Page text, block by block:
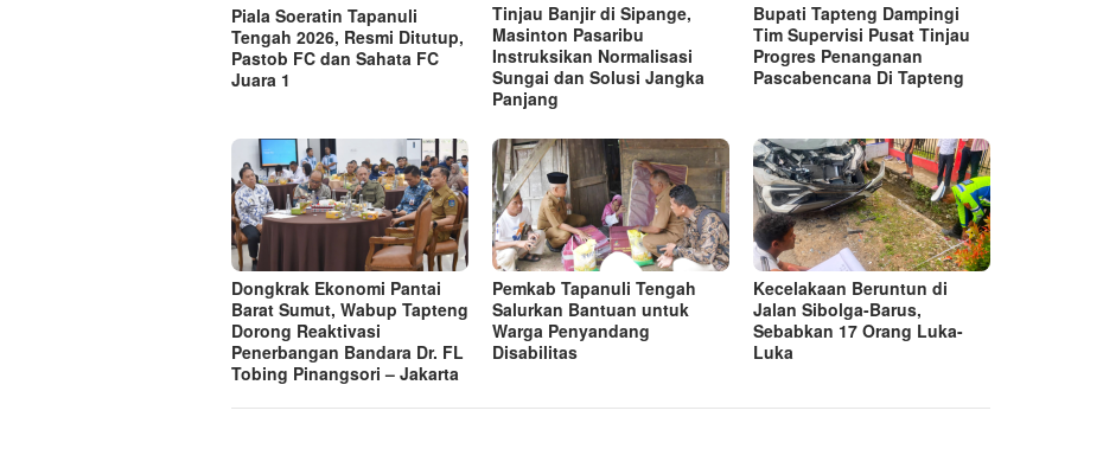
Piala Soeratin Tapanuli
Tengah 2026, Resmi Ditutup,
Pastob FC dan Sahata FC
Juara 1
Tinjau Banjir di Sipange,
Masinton Pasaribu
Instruksikan Normalisasi
Sungai dan Solusi Jangka
Panjang
Bupati Tapteng Dampingi
Tim Supervisi Pusat Tinjau
Progres Penanganan
Pascabencana Di Tapteng
Dongkrak Ekonomi Pantai
Barat Sumut, Wabup Tapteng
Dorong Reaktivasi
Penerbangan Bandara Dr. FL
Tobing Pinangsori – Jakarta
Pemkab Tapanuli Tengah
Salurkan Bantuan untuk
Warga Penyandang
Disabilitas
Kecelakaan Beruntun di
Jalan Sibolga-Barus,
Sebabkan 17 Orang Luka-
Luka